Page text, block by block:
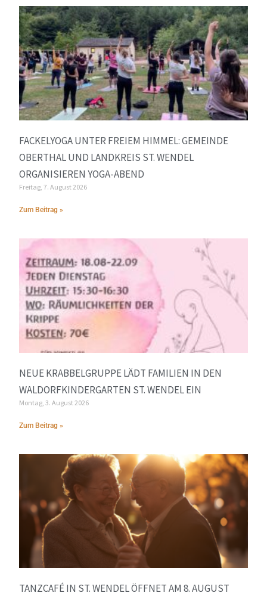
FACKELYOGA UNTER FREIEM HIMMEL: GEMEINDE
OBERTHAL UND LANDKREIS ST. WENDEL
ORGANISIEREN YOGA-ABEND
Freitag, 7. August 2026
Zum Beitrag »
NEUE KRABBELGRUPPE LÄDT FAMILIEN IN DEN
WALDORFKINDERGARTEN ST. WENDEL EIN
Montag, 3. August 2026
Zum Beitrag »
TANZCAFÉ IN ST. WENDEL ÖFFNET AM 8. AUGUST